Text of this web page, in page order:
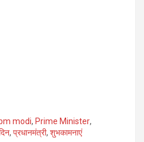
modi, Prime Minister,
, प्रधानमंत्री, शुभकामनाएं